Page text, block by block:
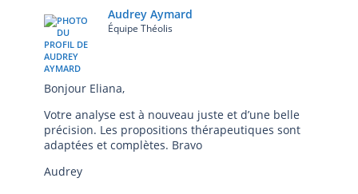
Audrey Aymard
Équipe Théolis
Bonjour Eliana,
Votre analyse est à nouveau juste et d’une belle
précision. Les propositions thérapeutiques sont
adaptées et complètes. Bravo
Audrey